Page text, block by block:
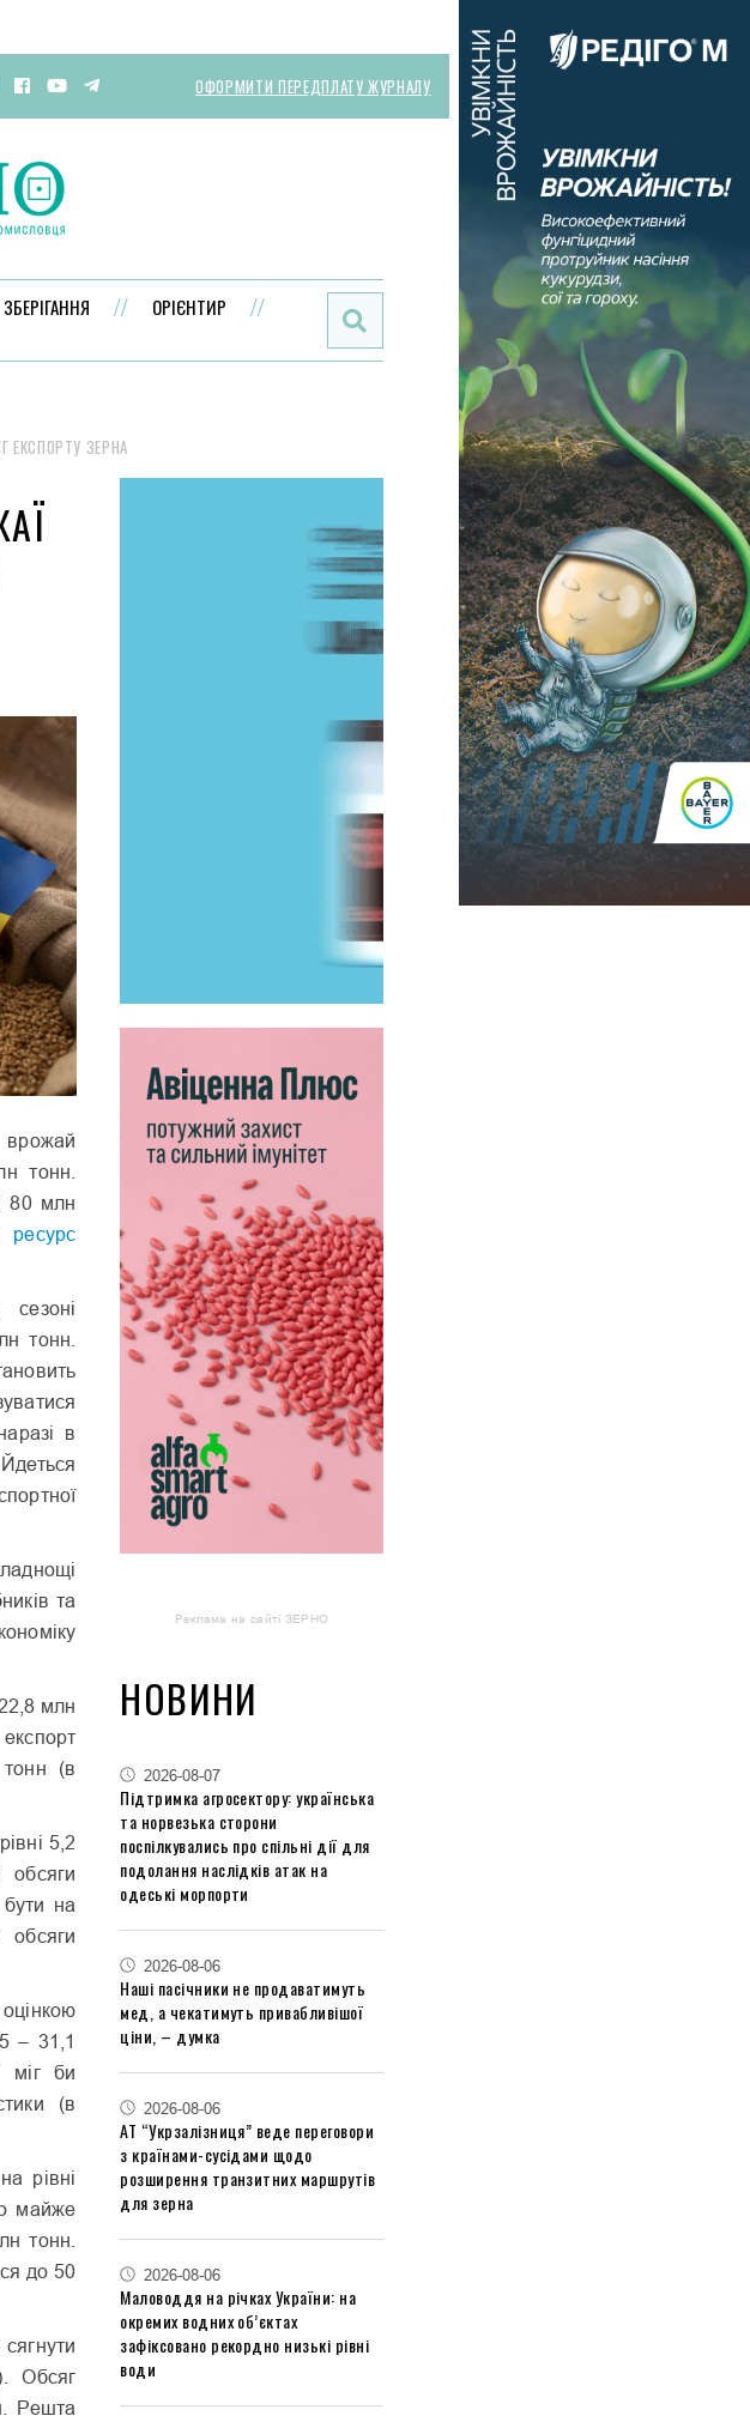
ОФОРМИТИ ПЕРЕДПЛАТУ ЖУРНАЛУ
ЗБЕРІГАННЯ
ОРІЄНТИР
ЕКСПОРТУ ЗЕРНА
тонн.
80 млн
ресурс
тонн.
в
та
млн
(в
5,2
на
– 31,1
міг би
(в
рівні
майже
тонн.
до 50
Обсяг
Решта
Реклама на сайті ЗЕРНО
НОВИНИ
2026-08-07
Підтримка агросектору: українська
та норвезька сторони
поспілкувались про спільні дії для
подолання наслідків атак на
одеські морпорти
2026-08-06
Наші пасічники не продаватимуть
мед, а чекатимуть привабливішої
ціни, – думка
2026-08-06
АТ “Укрзалізниця” веде переговори
з країнами-сусідами щодо
розширення транзитних маршрутів
для зерна
2026-08-06
Маловоддя на річках України: на
окремих водних об’єктах
зафіксовано рекордно низькі рівні
води